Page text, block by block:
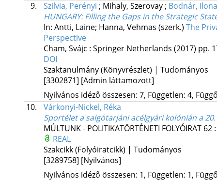
9.
Szilvia, Perényi ; Mihaly, Szerovay; Bodnár, Ilona
HUNGARY: Filling the Gaps in the Strategic
In: Antti, Laine; Hanna, Vehmas (szerk.) The
Perspective
Cham, Svájc : Springer Netherlands (2017) pp.
DOI
Szaktanulmány (Könyvrészlet) | Tudományos
[3302871] [Admin láttamozott]
Nyilvános idéző összesen: 7, Független: 4,
10.
Várkonyi-Nickel, Réka
Sportélet a salgótarjáni acélgyári kolónián a
MÚLTUNK - POLITIKATÖRTÉNETI FOLYÓIRAT 62
REAL
Szakcikk (Folyóiratcikk) | Tudományos
[3289758] [Nyilvános]
Nyilvános idéző összesen: 1, Független: 1,